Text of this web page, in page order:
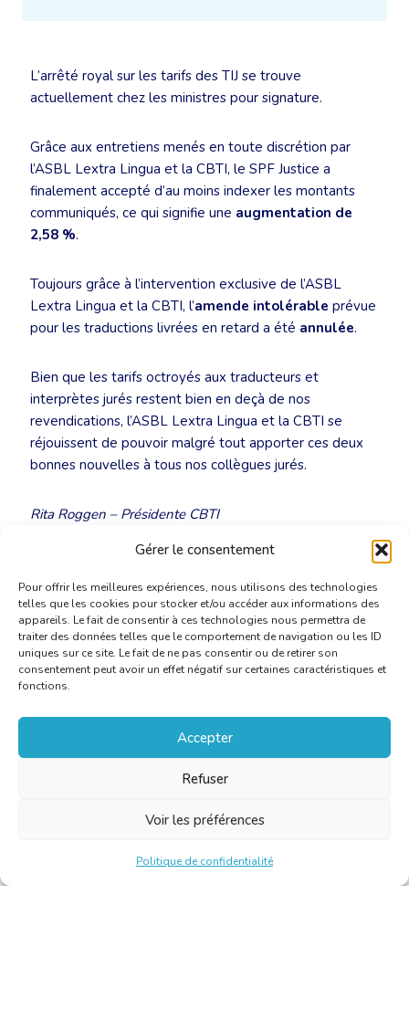
Gérer le consentement
Pour offrir les meilleures expériences, nous utilisons des technologies
telles que les cookies pour stocker et/ou accéder aux informations des
appareils. Le fait de consentir à ces technologies nous permettra de
traiter des données telles que le comportement de navigation ou les ID
uniques sur ce site. Le fait de ne pas consentir ou de retirer son
consentement peut avoir un effet négatif sur certaines caractéristiques et
fonctions.
Accepter
Refuser
Voir les préférences
Politique de confidentialité
L’arrêté royal sur les tarifs des TIJ se trouve
actuellement chez les ministres pour signature.
Grâce aux entretiens menés en toute discrétion par
l’ASBL Lextra Lingua et la CBTI, le SPF Justice a
finalement accepté d’au moins indexer les montants
communiqués, ce qui signifie une augmentation de
2,58 %.
Toujours grâce à l’intervention exclusive de l’ASBL
Lextra Lingua et la CBTI, l’amende intolérable prévue
pour les traductions livrées en retard a été annulée.
Bien que les tarifs octroyés aux traducteurs et
interprètes jurés restent bien en deçà de nos
revendications, l’ASBL Lextra Lingua et la CBTI se
réjouissent de pouvoir malgré tout apporter ces deux
bonnes nouvelles à tous nos collègues jurés.
Rita Roggen – Présidente CBTI